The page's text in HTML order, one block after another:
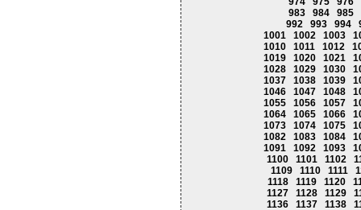
983
984
985
992
993 994
1001
1002 1003
1010
1011 1012
1019
1020 1021
1028
1029 1030
1037
1038 1039
1046
1047 1048
1055
1056 1057
1064
1065 1066
1073
1074 1075
1082
1083 1084
1091
1092 1093
1100
1101 1102
1109
1110 1111
1118
1119 1120
1127
1128 1129
1136
1137 1138